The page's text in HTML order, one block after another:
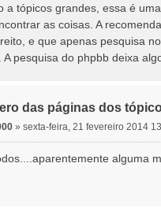
a tópicos grandes, essa é
as coisas. A
e que apenas pesquisa
A pesquisa do phpbb deixa
das páginas dos
»sexta-feira, 21 fevereiro 2014
alguma